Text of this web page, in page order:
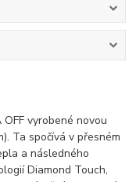
vyrobené novou
Ta spočívá v přesném
a následného
Diamond Touch,